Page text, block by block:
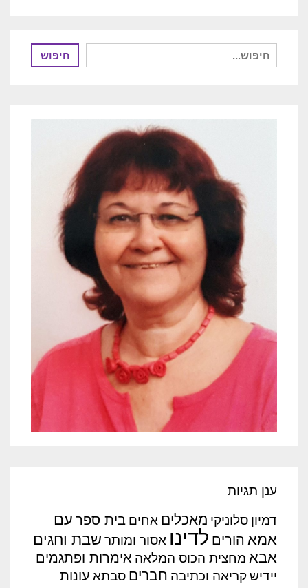
חיפוש
עבור:
חיפוש
ענן תגיות
דמיון סלוניקי מאכלים אחים בית ספר עם
אמא הורים לדינו אסור ומותר שבת וחגים
אבא מחצית הכוס המלאה אימרות ופתגמים
יידישקריאה וכתיבה חברים סבתא עונות